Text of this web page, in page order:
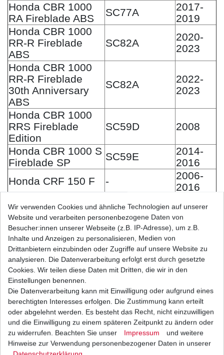
Honda CBR 1000
RA Fireblade ABS
SC77A
2017-
2019
Honda CBR 1000
RR-R Fireblade
ABS
SC82A
2020-
2023
Honda CBR 1000
RR-R Fireblade
30th Anniversary
ABS
SC82A
2022-
2023
Honda CBR 1000
RRS Fireblade
Edition
SC59D 2008
Honda CBR 1000 S
Fireblade SP
SC59E
2014-
2016
Honda CRF 150 F
-
2006-
2016
Honda CRF 450 X
PE06A
2018
Honda NPS 50
Zoomer
AF66A
2005-
Honda PCX 125
EX2 WW 125 CBS
JF28A
2010-
2014
Honda PCX 125
WW 125 CBS
Honda PCX 150
WW 150
KF12A
2012
Honda PCX 150
WW 150
KF15A
2013
Honda SH 125 AD
2013-
Wir verwenden Cookies und ähnliche Technologien auf unserer
Website und verarbeiten personenbezogene Daten von
Besucher:innen unserer Webseite (z.B. IP-Adresse), um z.B.
Inhalte und Anzeigen zu personalisieren, Medien von
Drittanbietern einzubinden oder Zugriffe auf unsere Website zu
analysieren. Die Datenverarbeitung erfolgt erst durch gesetzte
Cookies. Wir teilen diese Daten mit Dritten, die wir in den
Einstellungen benennen.
Die Datenverarbeitung kann mit Einwilligung oder aufgrund eines
berechtigten Interesses erfolgen. Die Zustimmung kann erteilt
oder abgelehnt werden. Es besteht das Recht, nicht einzuwilligen
und die Einwilligung zu einem späteren Zeitpunkt zu ändern oder
zu widerrufen. Beachten Sie unser
Impressum
und weitere
Hinweise zur Verwendung personenbezogener Daten in unserer